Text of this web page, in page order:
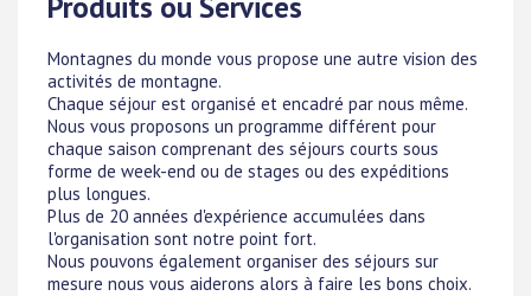
Montagnes du monde vous propose une autre vision des
activités de montagne.
Chaque séjour est organisé et encadré par nous même.
Nous vous proposons un programme différent pour
chaque saison comprenant des séjours courts sous
forme de week-end ou de stages ou des expéditions
plus longues.
Plus de 20 années d'expérience accumulées dans
l'organisation sont notre point fort.
Nous pouvons également organiser des séjours sur
mesure nous vous aiderons alors à faire les bons choix.